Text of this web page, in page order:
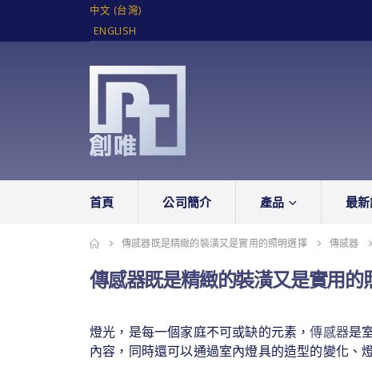
中文 (台灣)
ENGLISH
首頁 公司簡介 產品 最
傳感器既是精緻的裝潢又是實用的照明選擇 傳感器
傳感器既是精緻的裝潢又是實用的
燈光，是每一個家庭不可或缺的元素，傳感器是
內容，同時還可以通過室內燈具的造型的變化、